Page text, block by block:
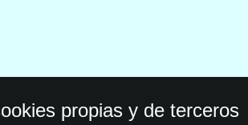
propias y de terceros